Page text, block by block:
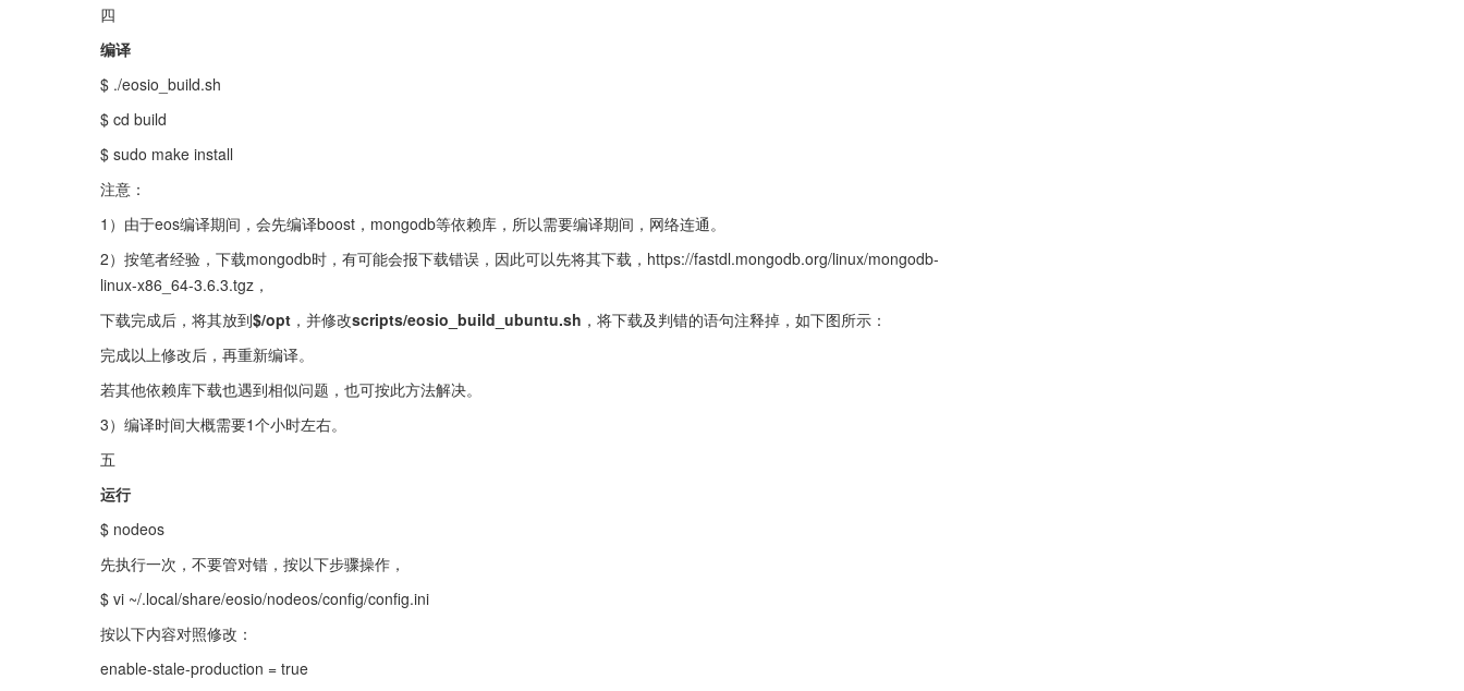
四
编译
$ ./eosio_build.sh
$ cd build
$ sudo make install
注意：
1）由于eos编译期间，会先编译boost，mongodb等依赖库，所以需要编译期间，网络连通。
2）按笔者经验，下载mongodb时，有可能会报下载错误，因此可以先将其下载，https://fastdl.mongodb.org/linux/mongodb-
linux-x86_64-3.6.3.tgz，
下载完成后，将其放到$/opt ，并修改scripts/eosio_build_ubuntu.sh ，将下载及判错的语句注释掉，如下图所示：
完成以上修改后，再重新编译。
若其他依赖库下载也遇到相似问题，也可按此方法解决。
3）编译时间大概需要1个小时左右。
五
运行
$ nodeos
先执行一次，不要管对错，按以下步骤操作，
$ vi ~/.local/share/eosio/nodeos/config/config.ini
按以下内容对照修改：
enable-stale-production = true